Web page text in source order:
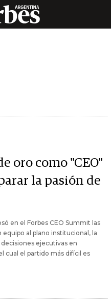
oro como "CEO"
la pasión de
en el Forbes CEO Summit las
equipo al plano institucional, la
ejecutivas en
cual el partido más difícil es